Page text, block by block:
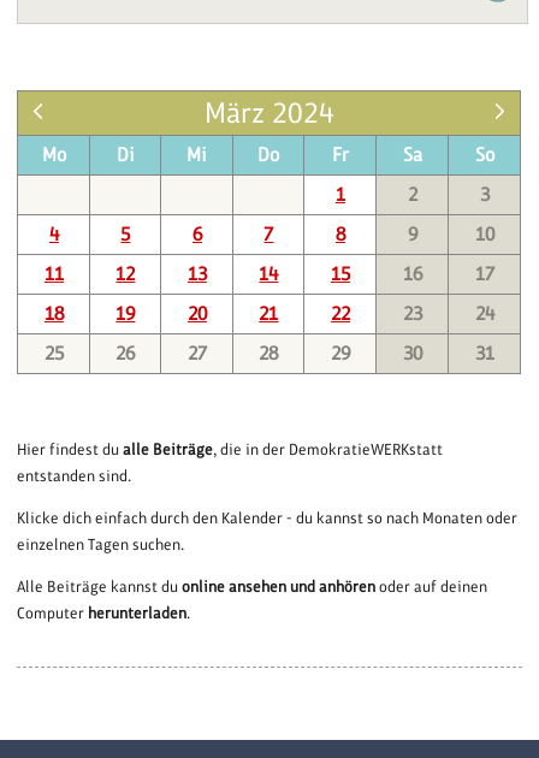
März 2024
Mo Di Mi Do Fr Sa
So
1
2
3
4
5 6 7 8 9
10
11
12 13 14 15 16
17
18
19 20 21 22 23
24
25
26 27 28 29 30 31
Hier findest dualle Beiträge, die in der DemokratieWERKstatt
entstanden sind.
Klicke dich einfach durch den Kalender - du kannst so nach Monaten oder
einzelnen Tagen suchen.
Alle Beiträge kannst duonline ansehen und anhören oder auf deinen
Computer herunterladen.